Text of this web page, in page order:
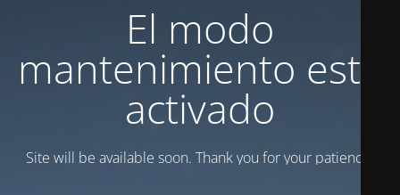
El modo
mantenimiento está
activado
Site will be available soon. Thank you for your patience!